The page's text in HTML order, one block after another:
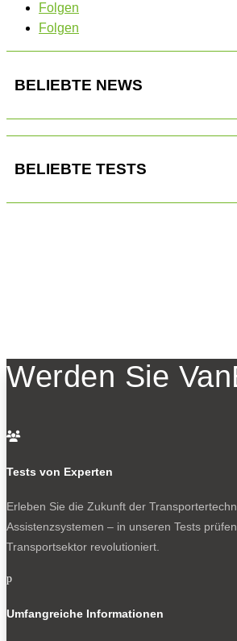
Folgen
Folgen
BELIEBTE NEWS
BELIEBTE TESTS
Werden Sie

Tests von Experten
Erleben Sie die Zukunft der
Assistenzsystemen – in unseren Tests
Transportsektor revolutioniert.
p
Umfangreiche Informationen